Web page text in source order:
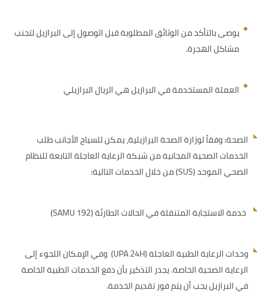
يوصى بالتأكد من الوثائق المطلوبة قبل الوصول إلى البرازيل لتجنب
مشاكل الهجرة.
العملة المستخدمة في البرازيل هي الريال البرازيلي
الصحة: وفقاً لوزارة الصحة البرازيلية، يمكن للسياح الأجانب طلب
الخدمات الصحية المجانية من شبكة الرعاية العاجلة التابعة للنظام
الصحي الموحد (SUS) من خلال الخدمات التالية:
خدمة الاستجابة المتنقلة في الحالات الطارئة (SAMU 192)
وحدات الرعاية الطبية العاجلة (UPA 24H) وفي الإمكان اللجوء إلى
الرعاية الصحية الخاصة. يجدر التذكير بأن دفع الخدمات الطبية الخاصة
في البرازيل يجب أن يتم فور تقديم الخدمة.